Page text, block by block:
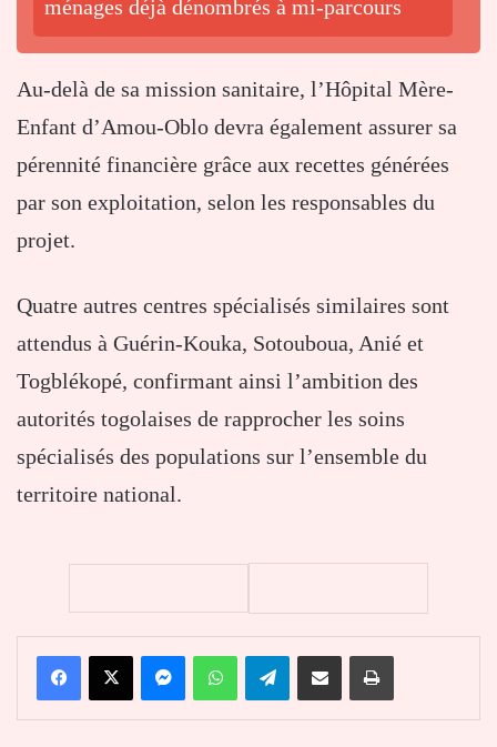
ménages déjà dénombrés à mi-parcours
Au-delà de sa mission sanitaire, l’Hôpital Mère-
Enfant d’Amou-Oblo devra également assurer sa
pérennité financière grâce aux recettes générées
par son exploitation, selon les responsables du
projet.
Quatre autres centres spécialisés similaires sont
attendus à Guérin-Kouka, Sotouboua, Anié et
Togblékopé, confirmant ainsi l’ambition des
autorités togolaises de rapprocher les soins
spécialisés des populations sur l’ensemble du
territoire national.
FacebookX MessengerWhatsAppTelegramPartager par email Imprimer